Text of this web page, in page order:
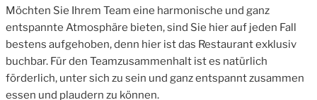
Möchten Sie Ihrem Team eine harmonische und ganz
entspannte Atmosphäre bieten, sind Sie hier auf jeden Fall
bestens aufgehoben, denn hier ist das Restaurant exklusiv
buchbar. Für den Teamzusammenhalt ist es natürlich
förderlich, unter sich zu sein und ganz entspannt zusammen
essen und plaudern zu können.